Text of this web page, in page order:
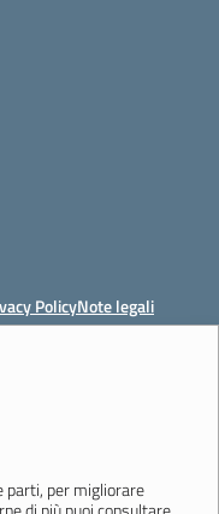
parti, per migliorare
PolicyNote legali
Preferenze cookie
PEC: